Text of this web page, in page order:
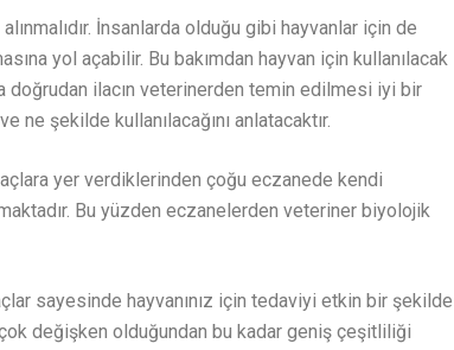
İnsanlarda olduğu gibi hayvanlar için de
yol açabilir. Bu bakımdan hayvan için kullanılacak
doğrudan ilacın veterinerden temin edilmesi iyi bir
ne şekilde kullanılacağını anlatacaktır.
yer verdiklerinden çoğu eczanede kendi
Bu yüzden eczanelerden veteriner biyolojik
sayesinde hayvanınız için tedaviyi etkin bir şekilde
değişken olduğundan bu kadar geniş çeşitliliği